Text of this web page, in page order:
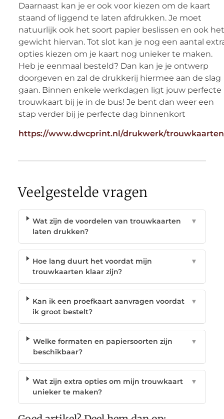
Daarnaast kan je er ook voor kiezen om de kaart
staand of liggend te laten afdrukken. Je moet
natuurlijk ook het soort papier beslissen en ook het
gewicht hiervan. Tot slot kan je nog een aantal
opties kiezen om je kaart nog unieker te maken.
Heb je eenmaal besteld? Dan kan je je ontwerp
doorgeven en zal de drukkerij hiermee aan de slag
gaan. Binnen enkele werkdagen ligt jouw perfecte
trouwkaart bij je in de bus! Je bent dan weer een
stap verder bij je perfecte dag binnenkort
https://www.dwcprint.nl/drukwerk/
Veelgestelde vragen
Wat zijn de voordelen van trouwkaarten
laten drukken?
▼
Hoe lang duurt het voordat mijn
trouwkaarten klaar zijn?
▼
Kan ik een proefkaart aanvragen voordat
ik groot bestelt?
▼
Welke formaten en papiersoorten zijn
beschikbaar?
▼
Wat zijn extra opties om mijn trouwkaart
unieker te maken?
▼